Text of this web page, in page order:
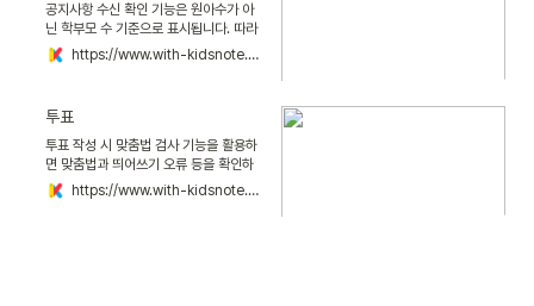
공지사항 수신 확인 기능은 원아수가 아
닌 학부모 수 기준으로 표시됩니다. 따라
서 형제자매가 같은 원에 재원하는 경우
등을 고려하여 등록된 원아수와 수신확인
https://www.with-kidsnote.com/guide/directornotice
투표
투표 작성 시 맞춤법 검사 기능을 활용하
면 맞춤법과 띄어쓰기 오류 등을 확인하
고, 내용을 바로 교정할 수 있습니다.
https://www.with-kidsnote.com/guide/directorsurvey